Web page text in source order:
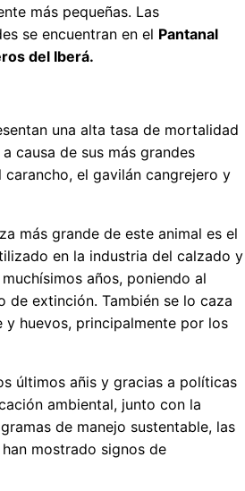
más pequeñas. Las
se encuentran en el Pantanal
del Iberá.
una alta tasa de mortalidad
causa de sus más grandes
el gavilán cangrejero y
más grande de este animal es el
en la industria del calzado y
años, poniendo al
de extinción. También se lo caza
y huevos, principalmente por los
últimos añis y gracias a políticas
ambiental, junto con la
de manejo sustentable, las
mostrado signos de